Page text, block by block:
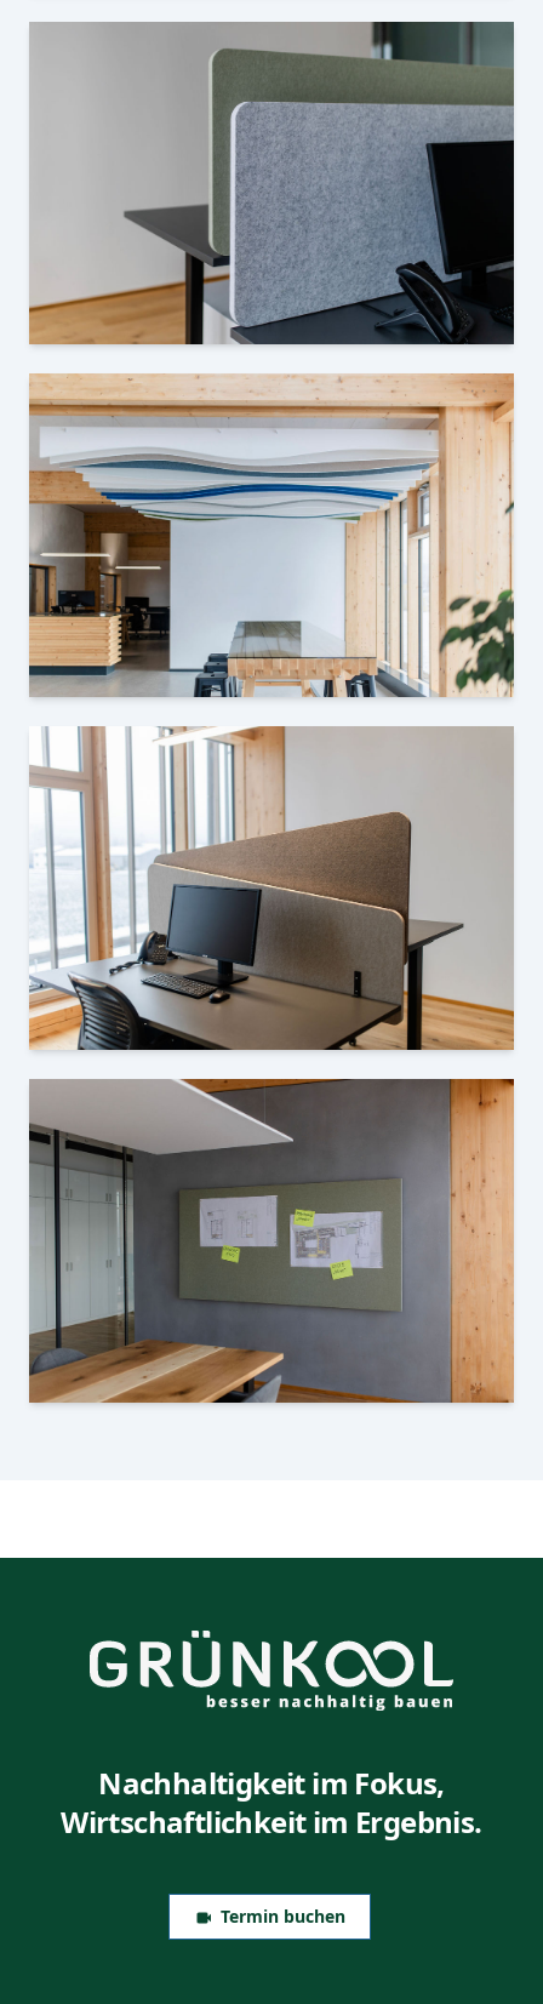
Nachhaltigkeit im Fokus,
Wirtschaftlichkeit im Ergebnis.
Termin buchen